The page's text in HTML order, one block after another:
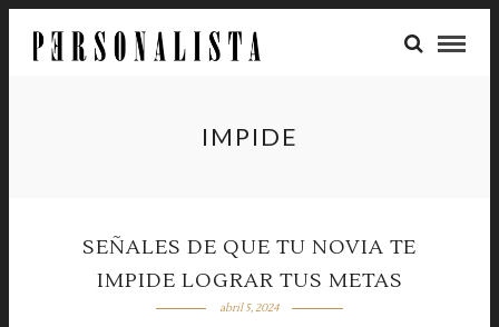
IMPIDE
SEÑALES DE QUE TU NOVIA TE
IMPIDE LOGRAR TUS METAS
abril 5, 2024